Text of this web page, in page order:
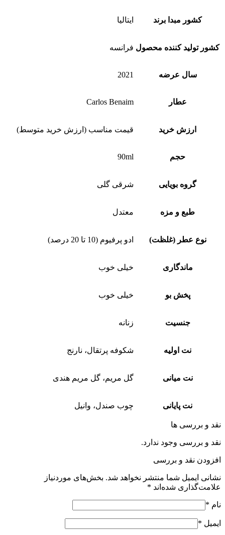
کشور مبدا برند ایتالیا
کشور تولید کننده محصول فرانسه
سال عرضه 2021
عطار Carlos Benaim
ارزش خرید قیمت مناسب (ارزش خرید متوسط)
حجم 90ml
گروه بویایی شرقی گلی
طبع و مزه معتدل
نوع عطر (غلظت) ادو پرفیوم (10 تا 20 درصد)
ماندگاری خیلی خوب
پخش بو خیلی خوب
جنسیت زنانه
نت اولیه شکوفه پرتقال، نارنج
نت میانی گل مریم، گل مریم هندی
نت پایانی چوب صندل، وانیل
نقد و بررسی ها
نقد و بررسی وجود ندارد.
افزودن نقد و بررسی
نشانی ایمیل شما منتشر نخواهد شد. بخش‌های موردنیاز
علامت‌گذاری شده‌اند *
نام *
ایمیل *